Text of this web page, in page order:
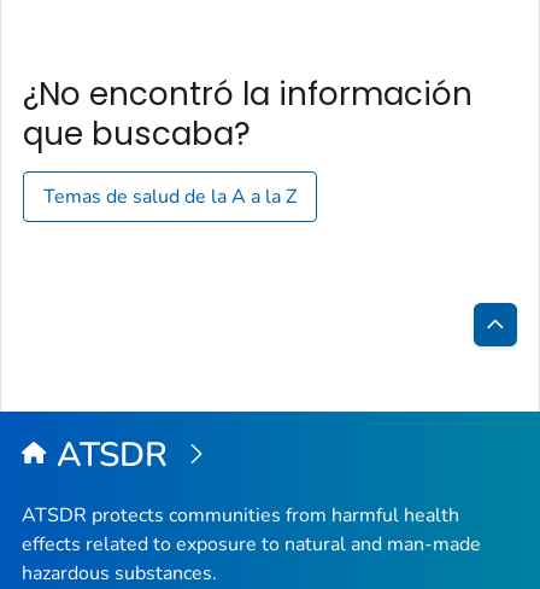
¿No encontró la información
que buscaba?
Temas de salud de la A a la Z
la
ATSDR
ATSDR protects communities from harmful health
effects related to exposure to natural and man-made
hazardous substances.